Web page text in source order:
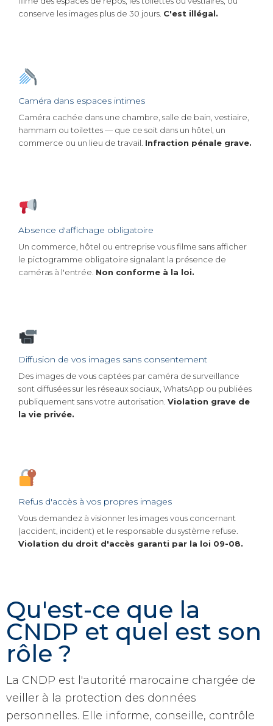
conserve les images plus de 30 jours. C'est illégal.
Caméra dans espaces intimes
Caméra cachée dans une chambre, salle de bain, vestiaire,
hammam ou toilettes — que ce soit dans un hôtel, un
commerce ou un lieu de travail. Infraction pénale grave.
Absence d'affichage obligatoire
Un commerce, hôtel ou entreprise vous filme sans afficher
le pictogramme obligatoire signalant la présence de
caméras à l'entrée. Non conforme à la loi.
Diffusion de vos images sans consentement
Des images de vous captées par caméra de surveillance
sont diffusées sur les réseaux sociaux, WhatsApp ou publiées
publiquement sans votre autorisation. Violation grave de
la vie privée.
Refus d'accès à vos propres images
Vous demandez à visionner les images vous concernant
(accident, incident) et le responsable du système refuse.
Violation du droit d'accès garanti par la loi 09-08.
Qu'est-ce que la
CNDP et quel est son
rôle ?
La CNDP est l'autorité marocaine chargée de
veiller à la protection des données
personnelles. Elle informe, conseille, contrôle